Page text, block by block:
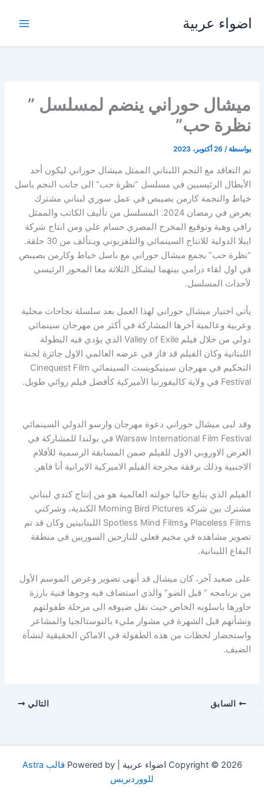
اضواء عربية
ميشال حوراني ينضم لمسلسل ”
نظرة حب”
بواسطة / 26 أكتوبر، 2023
تم التعاقد مع النجم اللبناني الممثل ميشال حوراني ليكون أحد
الأبطال الرئيسيين في مسلسل “نظرة حب” الى جانب النجم باسل
خياط والنجمة كارمن بصيبص في عمل سوري لبناني مشترك
يعرض في رمضان 2024. المسلسل من تأليف الكاتب والممثل
رافي وهبة وتوقيع المخرج المصري حسام علي ومن انتاج شركة
ايبلا الدولية للانتاج السينمائي والتلفزيوني ويـتألف من 30 حلقة.
“نظرة حب” يجمع ميشال حوراني مع باسل خياط وكارمن بصيبص
في اول لقاء درامي بينهما ليشكل الثلاثة معا المحور الرئيسي
لأحداث المسلسل.
يأتي اختيار ميشال حوراني لهذا العمل بعد سلسلة نجاحات محلية
وعربية وعالمية آخرها المشاركة في أكثر من مهرجان سينمائي
دولي من خلال فيلم Valley of Exile الذي يؤدي فيه البطولة
اللبنانية وكان الفيلم قد فاز في عرضه العالمي الاول جائزة لجنة
التحكيم في مهرجان سينيكويست السينمائي Cinequest Film
Festival في ولاية كاليفورنيا الأميركية كأفضل فيلم روائي طويل.
وقد لبى ميشال حوراني دعوة مهرجان وارسو الدولي السينمائي
Warsaw International Film Festival في بولندا للمشاركة في
العرض الاوروبي الاول للفيلم ضمن المسابقة الرسمية للأفلام
الاجنبية وذلك برفقة مخرجة الفيلم الاميركية الايرانية أنا فاهر.
الفيلم الذي يتابع حاليا جولته العالمية هو من إنتاج كندي لبناني
مشترك بين شركة Morning Bird Pictures الكندية، وشركتي
Placeless Films وSpotless Mind Films اللبنانيتين وكان قد تم
تصوير مشاهده في مخيم فعلي للنازحين السوريين في منطقة
البقاع اللبنانية.
على صعيد آخر، كان ميشال قد أنهى تصوير وعرض الموسم الأول
من برنامجه ” قبل الضو” والذي استضاف فيه وجوها فنية بارزة
حاورها باسلوبه الخاص حيث نقل ضيوفه الى مرحلة طفولتهم
ونشأتهم قبل الشهرة في مشوار مليء بالنوستالجيا والمشاعر
واستحضار لحظات من هذه الطفولة في الاماكن الحقيقية لنشأة
الضيف.
السابق التالي
Copyright © 2026 اضواء عربية | Powered by
قالب Astra
للووردبريس